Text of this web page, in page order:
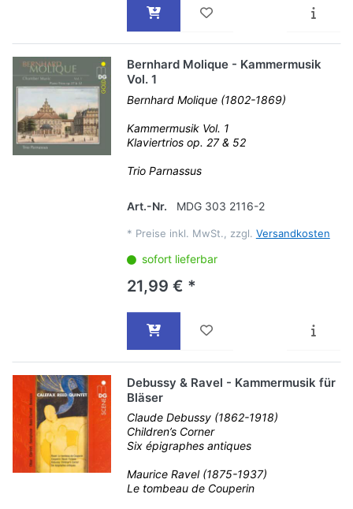
Bernhard Molique - Kammermusik
Vol. 1
Bernhard Molique (1802-1869)
Kammermusik Vol. 1
Klaviertrios op. 27 & 52
Trio Parnassus
Art.-Nr. MDG 303 2116-2
* Preise inkl. MwSt., zzgl. Versandkosten
sofort lieferbar
21,99 € *
Debussy & Ravel - Kammermusik für
Bläser
Claude Debussy (1862-1918)
Children’s Corner
Six épigraphes antiques
Maurice Ravel (1875-1937)
Le tombeau de Couperin